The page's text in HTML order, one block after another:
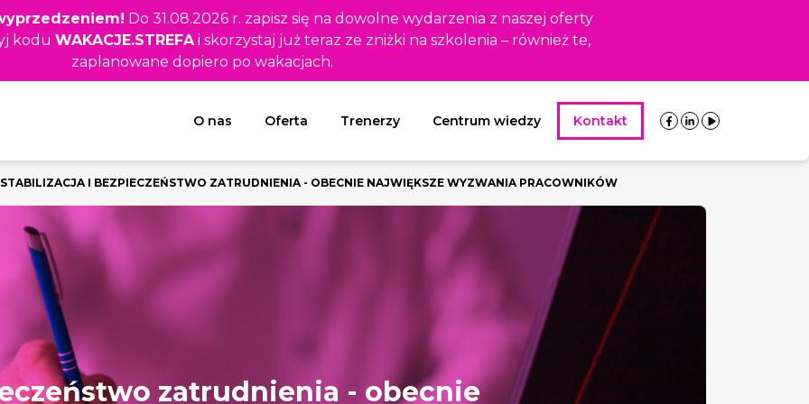
Do 31.08.2026 r. zapisz się na dowolne wydarzenia z naszej oferty
kodu WAKACJE.STREFAi skorzystaj już teraz ze zniżki na szkolenia – również te,
zaplanowane dopiero po wakacjach.
O nas Oferta Trenerzy Centrum wiedzy Kontakt
STABILIZACJA I BEZPIECZEŃSTWO ZATRUDNIENIA - OBECNIE NAJWIĘKSZE WYZWANIA PRACOWNIKÓW
zatrudnienia - obecnie